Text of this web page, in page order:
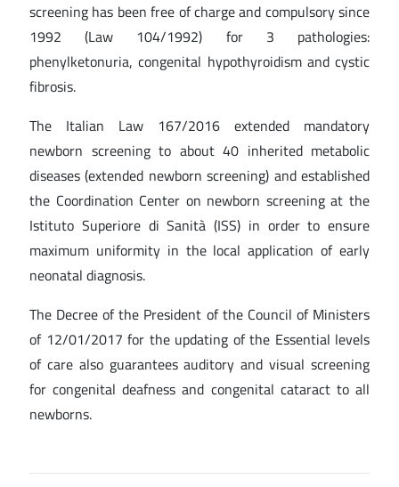
screening has been free of charge and compulsory since
1992 (Law 104/1992) for 3 pathologies:
phenylketonuria, congenital hypothyroidism and cystic
fibrosis.
The Italian Law 167/2016 extended mandatory
newborn screening to about 40 inherited metabolic
diseases (extended newborn screening) and established
the Coordination Center on newborn screening at the
Istituto Superiore di Sanità (ISS) in order to ensure
maximum uniformity in the local application of early
neonatal diagnosis.
The Decree of the President of the Council of Ministers
of 12/01/2017 for the updating of the Essential levels
of care also guarantees auditory and visual screening
for congenital deafness and congenital cataract to all
newborns.